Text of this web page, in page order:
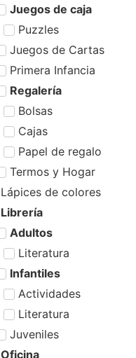
Juegos de caja
Puzzles
Juegos de Cartas
Primera Infancia
Regalería
Bolsas
Cajas
Papel de regalo
Termos y Hogar
Lápices de colores
Librería
Adultos
Literatura
Infantiles
Actividades
Literatura
Juveniles
Oficina